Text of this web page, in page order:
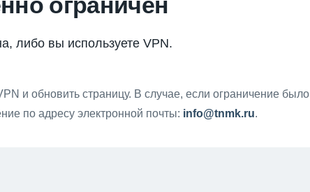
либо вы используете VPN.
и обновить страницу. В случае, если ограничение было
по адресу электронной почты: info@tnmk.ru.